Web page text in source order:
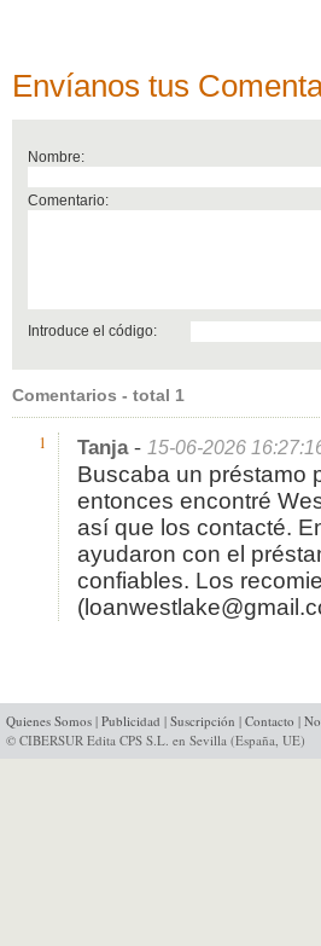
Envíanos tus
Nombre:
Comentario:
Introduce el código:
Comentarios - total 1
1 Tanja- 15-06-2026
Buscaba un préstamo
entonces encontré
así que los contacté.
ayudaron con el
confiables. Los
Quienes Somos | Publicidad | Suscripción | Contacto |
© CIBERSUR Edita CPS S.L. en Sevilla (España, UE)